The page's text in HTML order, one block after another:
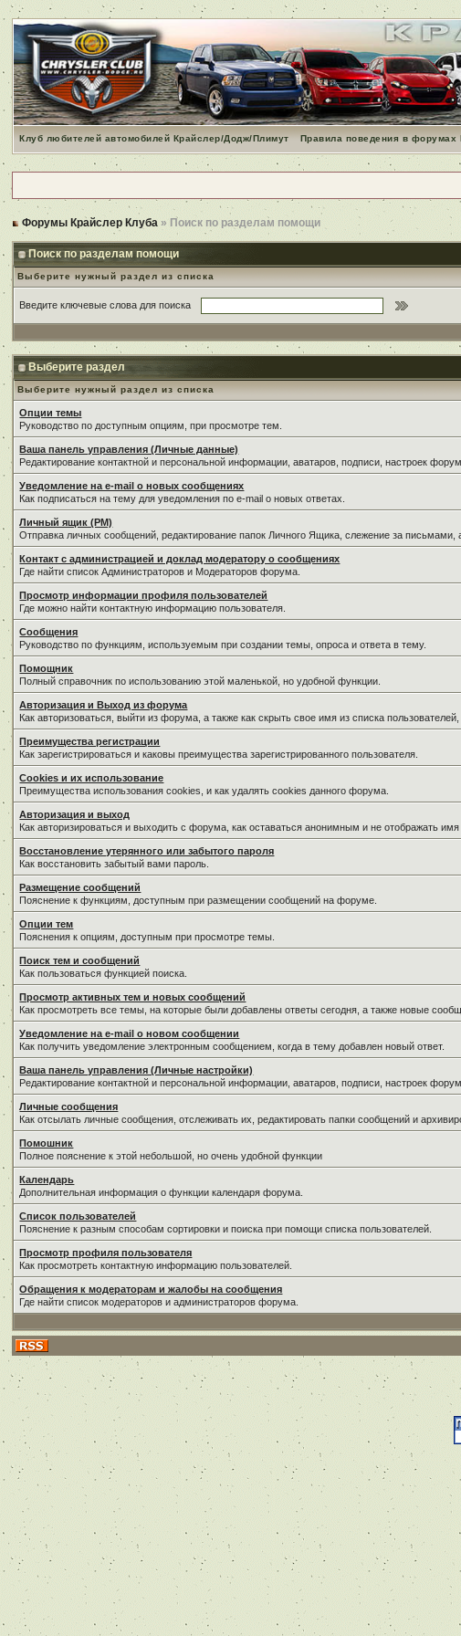
Клуб любителей автомобилей Крайслер/Додж/Плимут Правила поведения в форумах
Форумы Крайслер Клуба » Поиск по разделам помощи
Поиск по разделам помощи
Выберите нужный раздел из списка
Введите ключевые слова для поиска
Выберите раздел
Выберите нужный раздел из списка
Опции темы
Руководство по доступным опциям, при просмотре тем.
Ваша панель управления (Личные данные)
Редактирование контактной и персональной информации, аватаров, подписи, настроек
Уведомление на e-mail о новых сообщениях
Как подписаться на тему для уведомления по e-mail о новых ответах.
Личный ящик (PM)
Отправка личных сообщений, редактирование папок Личного Ящика, слежение за письмами,
Контакт с администрацией и доклад модератору о сообщениях
Где найти список Администраторов и Модераторов форума.
Просмотр информации профиля пользователей
Где можно найти контактную информацию пользователя.
Сообщения
Руководство по функциям, используемым при создании темы, опроса и ответа в тему.
Помощник
Полный справочник по использованию этой маленькой, но удобной функции.
Авторизация и Выход из форума
Как авторизоваться, выйти из форума, а также как скрыть свое имя из списка
Преимущества регистрации
Как зарегистрироваться и каковы преимущества зарегистрированного пользователя.
Cookies и их использование
Преимущества использования cookies, и как удалять cookies данного форума.
Авторизация и выход
Как авторизироваться и выходить с форума, как оставаться анонимным и не отображать имя
Восстановление утерянного или забытого пароля
Как восстановить забытый вами пароль.
Размещение сообщений
Пояснение к функциям, доступным при размещении сообщений на форуме.
Опции тем
Пояснения к опциям, доступным при просмотре темы.
Поиск тем и сообщений
Как пользоваться функцией поиска.
Просмотр активных тем и новых сообщений
Как просмотреть все темы, на которые были добавлены ответы сегодня, а также новые
Уведомление на е-mail о новом сообщении
Как получить уведомление электронным сообщением, когда в тему добавлен новый ответ.
Ваша панель управления (Личные настройки)
Редактирование контактной и персональной информации, аватаров, подписи, настроек
Личные сообщения
Как отсылать личные сообщения, отслеживать их, редактировать папки сообщений и
Помошник
Полное пояснение к этой небольшой, но очень удобной функции
Календарь
Дополнительная информация о функции календаря форума.
Список пользователей
Пояснение к разным способам сортировки и поиска при помощи списка пользователей.
Просмотр профиля пользователя
Как просмотреть контактную информацию пользователей.
Обращения к модераторам и жалобы на сообщения
Где найти список модераторов и администраторов форума.